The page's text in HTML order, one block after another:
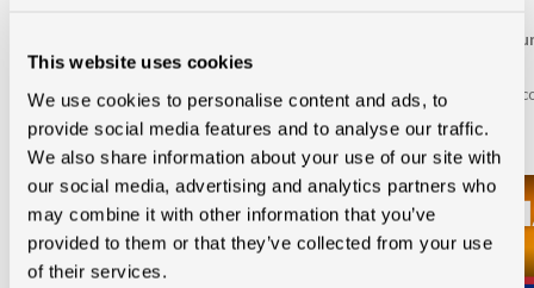
This website uses cookies
We use cookies to personalise content and ads, to
provide social media features and to analyse our traffic.
We also share information about your use of our site with
our social media, advertising and analytics partners who
may combine it with other information that you’ve
provided to them or that they’ve collected from your use
of their services.
Bonus
a fine giugno aveva generato oltre 8 milioni di euro
Ilprimo semestreconferma, inoltre, ildominio del repertorio italiano
,
Album e Singoli guidate da titoli italiani.